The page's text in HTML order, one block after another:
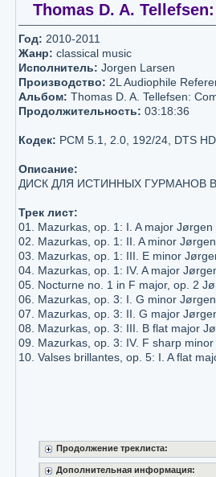
Thomas D. A.
Год: 2010-2011
Жанр: classical music
Исполнитель: Jorgen Larsen
Производство: 2L Audiophile
Альбом: Thomas D. A. Tellefsen:
Продолжительность: 03:18:36
Кодек: PCM 5.1, 2.0, 192/24, DTS
Описание:
ДИСК ДЛЯ ИСТИННЫХ ГУРМАНОВ
Трек лист:
01. Mazurkas, op. 1: I. A major
02. Mazurkas, op. 1: II. A minor
03. Mazurkas, op. 1: III. E minor
04. Mazurkas, op. 1: IV. A major
05. Nocturne no. 1 in F major, op. 2
06. Mazurkas, op. 3: I. G minor
07. Mazurkas, op. 3: II. G major
08. Mazurkas, op. 3: III. B flat major
09. Mazurkas, op. 3: IV. F sharp
10. Valses brillantes, op. 5: I. A flat
Продолжение треклиста:
Дополнительная информация: